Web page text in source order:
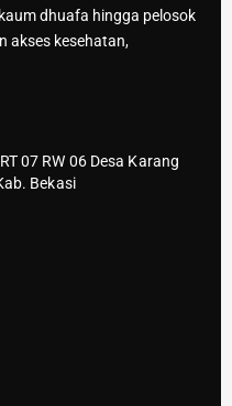
dhuafa hingga pelosok
akses kesehatan,
07 RW 06 Desa Karang
Bekasi